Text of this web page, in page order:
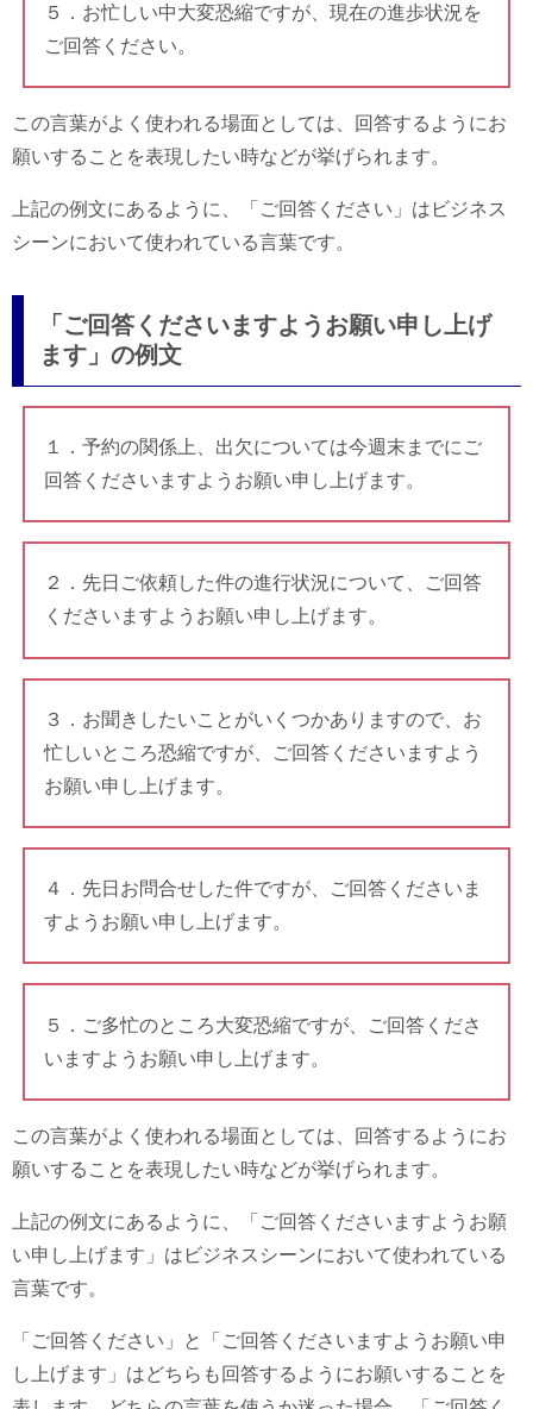
５．お忙しい中大変恐縮ですが、現在の進歩状況を
ご回答ください。
この言葉がよく使われる場面としては、回答するようにお
願いすることを表現したい時などが挙げられます。
上記の例文にあるように、「ご回答ください」はビジネス
シーンにおいて使われている言葉です。
「ご回答くださいますようお願い申し上げ
ます」の例文
１．予約の関係上、出欠については今週末までにご
回答くださいますようお願い申し上げます。
２．先日ご依頼した件の進行状況について、ご回答
くださいますようお願い申し上げます。
３．お聞きしたいことがいくつかありますので、お
忙しいところ恐縮ですが、ご回答くださいますよう
お願い申し上げます。
４．先日お問合せした件ですが、ご回答くださいま
すようお願い申し上げます。
５．ご多忙のところ大変恐縮ですが、ご回答くださ
いますようお願い申し上げます。
この言葉がよく使われる場面としては、回答するようにお
願いすることを表現したい時などが挙げられます。
上記の例文にあるように、「ご回答くださいますようお願
い申し上げます」はビジネスシーンにおいて使われている
言葉です。
「ご回答ください」と「ご回答くださいますようお願い申
し上げます」はどちらも回答するようにお願いすることを